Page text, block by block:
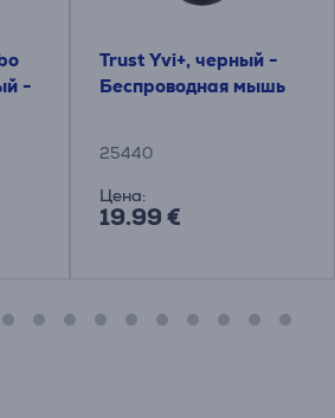
-
Trust Yvi+, черный -
Беспроводная мышь
25440
Цена:
19.99 €